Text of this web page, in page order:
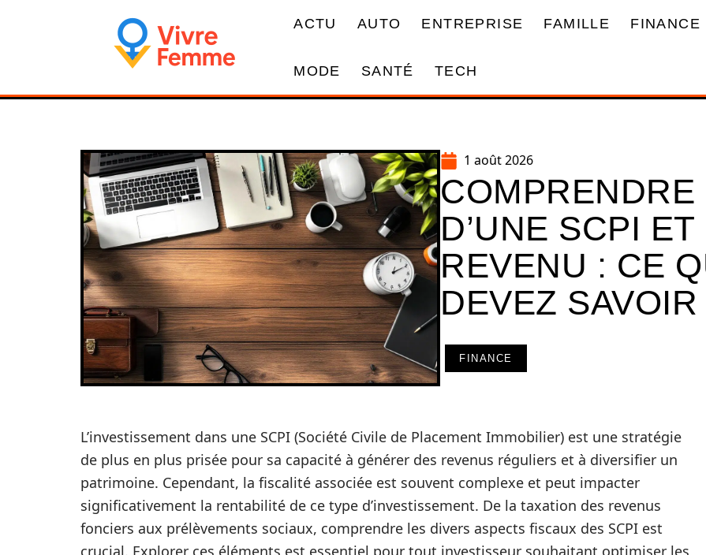
ACTU AUTO ENTREPRISE FAMILLE FINANCE
MODE SANTÉ TECH
1 août 2026
D’UNE SCPI
REVENU : CE
DEVEZ SAVOIR
FINANCE
L’investissement dans une SCPI (Société Civile de Placement Immobilier) est une stratégie
de plus en plus prisée pour sa capacité à générer des revenus réguliers et à diversifier un
patrimoine. Cependant, la fiscalité associée est souvent complexe et peut impacter
significativement la rentabilité de ce type d’investissement. De la taxation des revenus
fonciers aux prélèvements sociaux, comprendre les divers aspects fiscaux des SCPI est
crucial. Explorer ces éléments est essentiel pour tout investisseur souhaitant optimiser les